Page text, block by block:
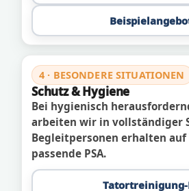
4 · BESONDERE SITUATIONEN
Schutz & Hygiene
Bei hygienisch
arbeiten wir in vollständiger
Begleitpersonen erhalten auf
passende PSA.
Tatortreinigung-